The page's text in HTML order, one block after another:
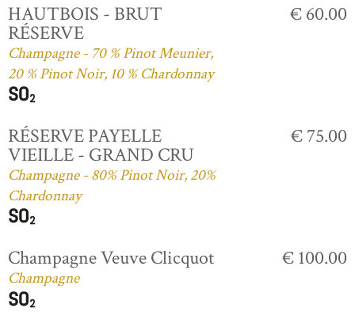
HAUTBOIS - BRUT
RÉSERVE
Champagne - 70 % Pinot Meunier,
20 % Pinot Noir, 10 % Chardonnay
€ 60.00
RÉSERVE PAYELLE
VIEILLE - GRAND CRU
Champagne - 80% Pinot Noir, 20%
Chardonnay
€ 75.00
Champagne Veuve Clicquot
Champagne
€ 100.00